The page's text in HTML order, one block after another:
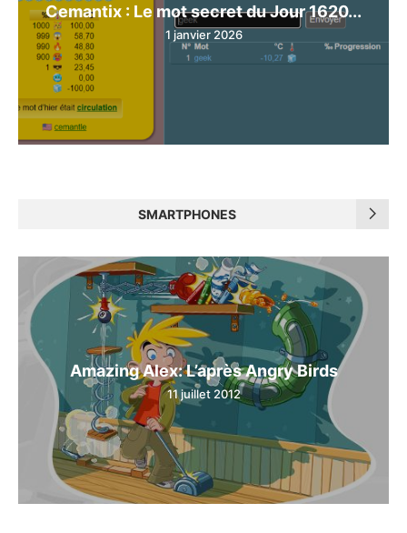
Cemantix : Le mot secret du Jour 1620...
1 janvier 2026
SMARTPHONES
Amazing Alex: L’après Angry Birds
11 juillet 2012